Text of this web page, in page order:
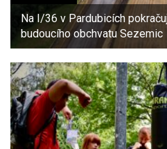
Na I/36 v Pardubicích
budoucího obchvatu Sezemic